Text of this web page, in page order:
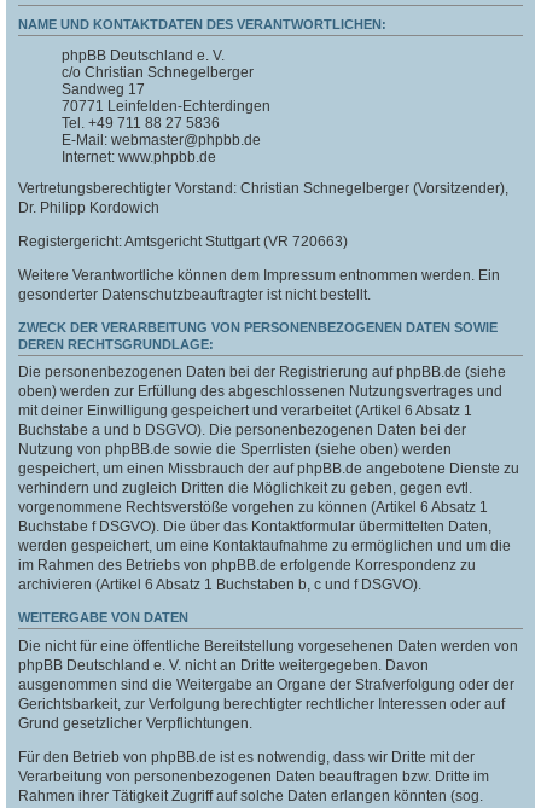
NAME UND KONTAKTDATEN DES VERANTWORTLICHEN:
phpBB Deutschland e. V.
c/o Christian Schnegelberger
Sandweg 17
70771 Leinfelden-Echterdingen
Tel. +49 711 88 27 5836
E-Mail: webmaster@phpbb.de
Internet: www.phpbb.de
Vertretungsberechtigter Vorstand: Christian Schnegelberger (Vorsitzender),
Dr. Philipp Kordowich
Registergericht: Amtsgericht Stuttgart (VR 720663)
Weitere Verantwortliche können dem Impressum entnommen werden. Ein
gesonderter Datenschutzbeauftragter ist nicht bestellt.
ZWECK DER VERARBEITUNG VON PERSONENBEZOGENEN DATEN SOWIE
DEREN RECHTSGRUNDLAGE:
Die personenbezogenen Daten bei der Registrierung auf phpBB.de (siehe
oben) werden zur Erfüllung des abgeschlossenen Nutzungsvertrages und
mit deiner Einwilligung gespeichert und verarbeitet (Artikel 6 Absatz 1
Buchstabe a und b DSGVO). Die personenbezogenen Daten bei der
Nutzung von phpBB.de sowie die Sperrlisten (siehe oben) werden
gespeichert, um einen Missbrauch der auf phpBB.de angebotene Dienste zu
verhindern und zugleich Dritten die Möglichkeit zu geben, gegen evtl.
vorgenommene Rechtsverstöße vorgehen zu können (Artikel 6 Absatz 1
Buchstabe f DSGVO). Die über das Kontaktformular übermittelten Daten,
werden gespeichert, um eine Kontaktaufnahme zu ermöglichen und um die
im Rahmen des Betriebs von phpBB.de erfolgende Korrespondenz zu
archivieren (Artikel 6 Absatz 1 Buchstaben b, c und f DSGVO).
WEITERGABE VON DATEN
Die nicht für eine öffentliche Bereitstellung vorgesehenen Daten werden von
phpBB Deutschland e. V. nicht an Dritte weitergegeben. Davon
ausgenommen sind die Weitergabe an Organe der Strafverfolgung oder der
Gerichtsbarkeit, zur Verfolgung berechtigter rechtlicher Interessen oder auf
Grund gesetzlicher Verpflichtungen.
Für den Betrieb von phpBB.de ist es notwendig, dass wir Dritte mit der
Verarbeitung von personenbezogenen Daten beauftragen bzw. Dritte im
Rahmen ihrer Tätigkeit Zugriff auf solche Daten erlangen könnten (sog.